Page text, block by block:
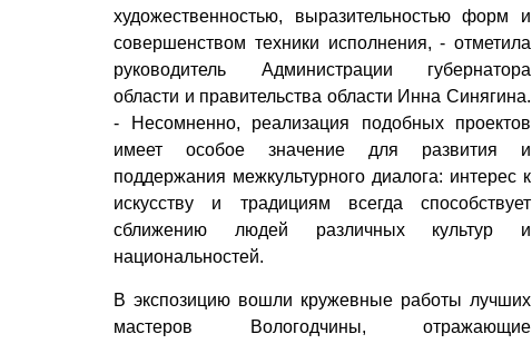
художественностью, выразительностью форм и
совершенством техники исполнения, - отметила
руководитель Администрации губернатора
области и правительства области Инна Синягина.
- Несомненно, реализация подобных проектов
имеет особое значение для развития и
поддержания межкультурного диалога: интерес к
искусству и традициям всегда способствует
сближению людей различных культур и
национальностей.
В экспозицию вошли кружевные работы лучших
мастеров Вологодчины, отражающие